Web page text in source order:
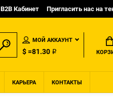
B2B Кабинет Пригласить нас на
МОЙ АККАУНТ
$ =81.30 ₽
КАРЬЕРА КОНТАКТЫ